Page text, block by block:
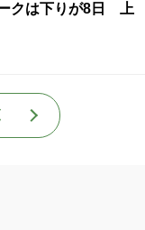
クは下りが8日 上